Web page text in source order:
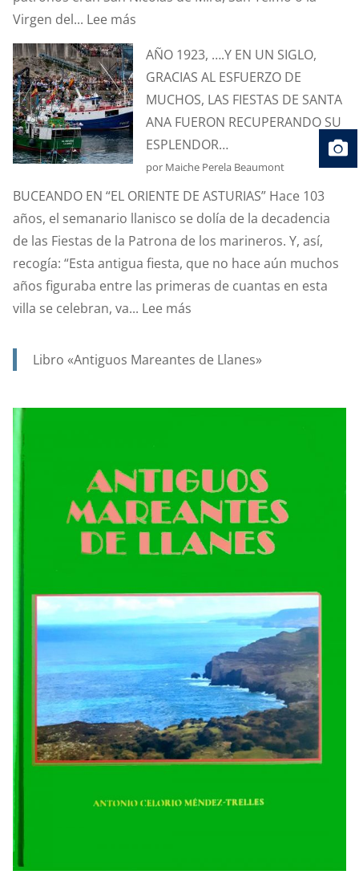
Virgen del... Lee más:
ANA.
PATRONA
PROTECTORA
DE
NUESTRA
MARINERÍA.
AÑO 1923, ….Y EN UN SIGLO,
GRACIAS AL ESFUERZO DE
MUCHOS, LAS FIESTAS DE SANTA
ANA FUERON RECUPERANDO SU
ESPLENDOR…
por Maiche Perela Beaumont
BUCEANDO EN “EL ORIENTE DE ASTURIAS” Hace 103
años, el semanario llanisco se dolía de la decadencia
de las Fiestas de la Patrona de los marineros. Y, así,
recogía: “Esta antigua fiesta, que no hace aún muchos
años figuraba entre las primeras de cuantas en esta
villa se celebran, va... Lee más:
1923,
GRACIAS
AL
ESFUERZO
DE
MUCHOS,
FIESTAS
DE
SANTA
ANA
FUERON
RECUPERANDO
SU
ESPLENDOR…
Libro «Antiguos Mareantes de Llanes»